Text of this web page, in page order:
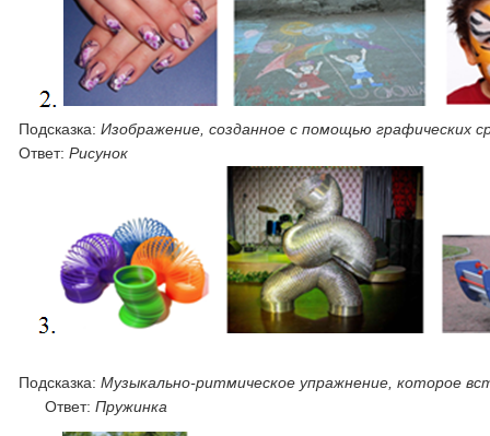
Подсказка:Изображение, созданное с помощью графических
Ответ:Рисунок
Подсказка:Музыкально-ритмическое упражнение, которое
Ответ:Пружинка